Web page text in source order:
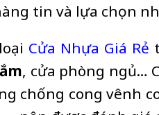
tin và lựa chọn
Cửa Nhựa Giá Rẻ
, cửa phòng ngủ…
chống cong vênh